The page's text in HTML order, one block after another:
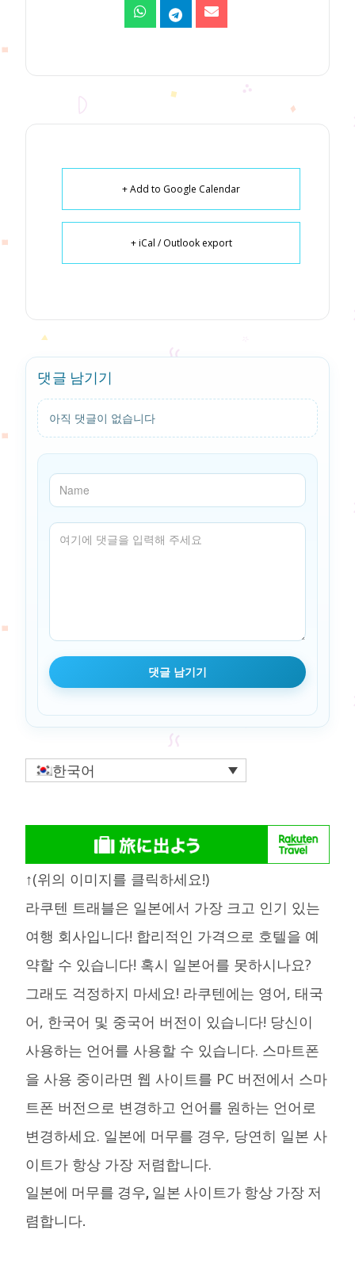
+ Add to Google Calendar
+ iCal / Outlook export
댓글 남기기
아직 댓글이 없습니다
한국어
↑(위의 이미지를 클릭하세요!)
라쿠텐 트래블은 일본에서 가장 크고 인기 있는
여행 회사입니다! 합리적인 가격으로 호텔을 예
약할 수 있습니다! 혹시 일본어를 못하시나요?
그래도 걱정하지 마세요! 라쿠텐에는 영어, 태국
어, 한국어 및 중국어 버전이 있습니다! 당신이
사용하는 언어를 사용할 수 있습니다. 스마트폰
을 사용 중이라면 웹 사이트를 PC 버전에서 스마
트폰 버전으로 변경하고 언어를 원하는 언어로
변경하세요. 일본에 머무를 경우, 당연히 일본 사
이트가 항상 가장 저렴합니다.
일본에 머무를 경우, 일본 사이트가 항상 가장 저
렴합니다.